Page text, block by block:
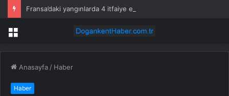
Fransa’daki yangınlarda 4 itfaiye eri hayatını kaybetti
Menü
Anasayfa / Haber
Haber